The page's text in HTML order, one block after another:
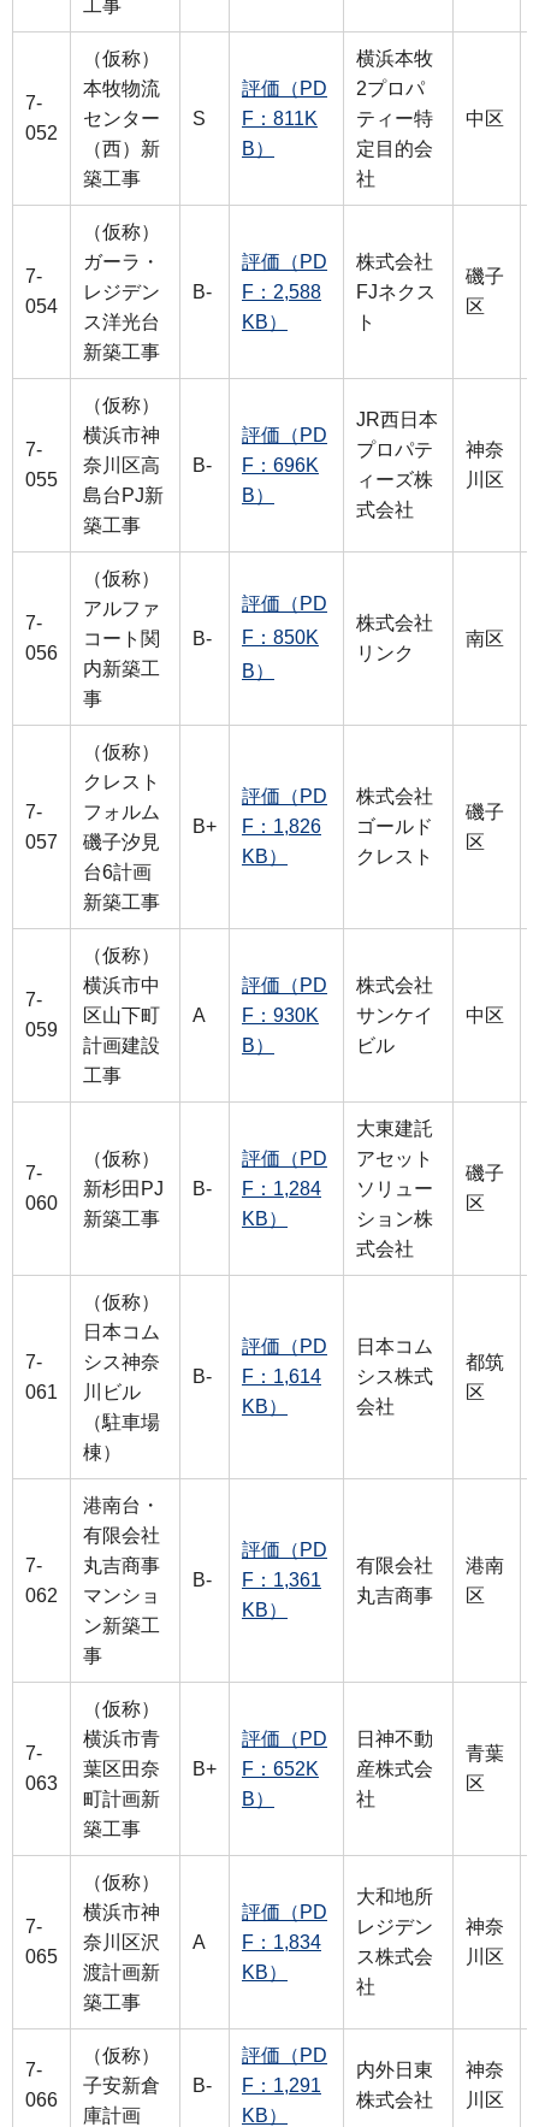
工事
7-
052
（仮称）
本牧物流
センター
（西）新
築工事
S
評価（PD
F：811K
B）
横浜本牧
2プロパ
ティー特
定目的会
社
中区
7-
054
（仮称）
ガーラ・
レジデン
ス洋光台
新築工事
B-
評価（PD
F：2,588
KB）
株式会社
FJネクス
ト
磯子
区
7-
055
（仮称）
横浜市神
奈川区高
島台PJ新
築工事
B-
評価（PD
F：696K
B）
JR西日本
プロパテ
ィーズ株
式会社
神奈
川区
7-
056
（仮称）
アルファ
コート関
内新築工
事
B-
評価（PD
F：850K
B）
株式会社
リンク
南区
7-
057
（仮称）
クレスト
フォルム
磯子汐見
台6計画
新築工事
B+
評価（PD
F：1,826
KB）
株式会社
ゴールド
クレスト
磯子
区
7-
059
（仮称）
横浜市中
区山下町
計画建設
工事
A
評価（PD
F：930K
B）
株式会社
サンケイ
ビル
中区
7-
060
（仮称）
新杉田PJ
新築工事
B-
評価（PD
F：1,284
KB）
大東建託
アセット
ソリュー
ション株
式会社
磯子
区
7-
061
（仮称）
日本コム
シス神奈
川ビル
（駐車場
棟）
B-
評価（PD
F：1,614
KB）
日本コム
シス株式
会社
都筑
区
7-
062
港南台・
有限会社
丸吉商事
マンショ
ン新築工
事
B-
評価（PD
F：1,361
KB）
有限会社
丸吉商事
港南
区
7-
063
（仮称）
横浜市青
葉区田奈
町計画新
築工事
B+
評価（PD
F：652K
B）
日神不動
産株式会
社
青葉
区
7-
065
（仮称）
横浜市神
奈川区沢
渡計画新
築工事
A
評価（PD
F：1,834
KB）
大和地所
レジデン
ス株式会
社
神奈
川区
7-
066
（仮称）
子安新倉
庫計画
B-
評価（PD
F：1,291
KB）
内外日東
株式会社
神奈
川区